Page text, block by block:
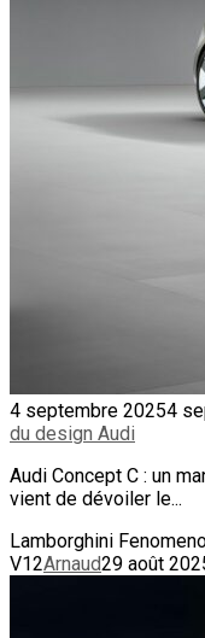
4 septembre 20254
du design Audi
Audi Concept C : un
vient de dévoiler le...
Lamborghini
V12Arnaud29 août